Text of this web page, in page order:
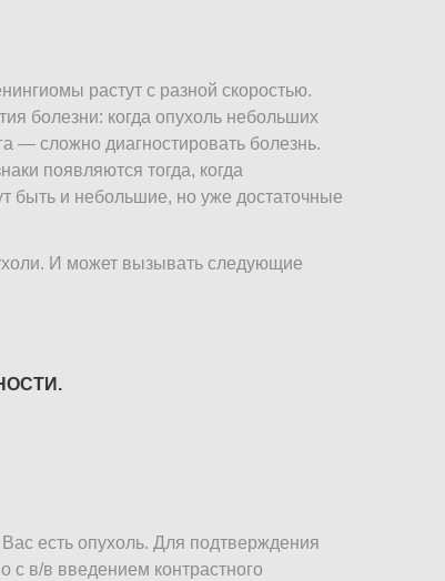
растут с разной скоростью.
болезни: когда опухоль небольших
— сложно диагностировать болезнь.
появляются тогда, когда
быть и небольшие, но уже достаточные
И может вызывать следующие
есть опухоль. Для подтверждения
с в/в введением контрастного